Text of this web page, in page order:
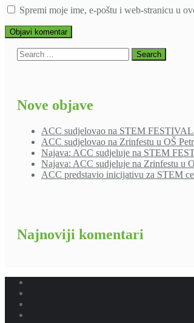
Spremi moje ime, e-poštu i web-stranicu u
Nove objave
ACC sudjelovao na STEM
ACC sudjelovao na Zrinfestu u OŠ
Najava: ACC sudjeluje na STEM
Najava: ACC sudjeluje na Zrinfestu u
ACC predstavio inicijativu za STEM
Najnoviji komentari